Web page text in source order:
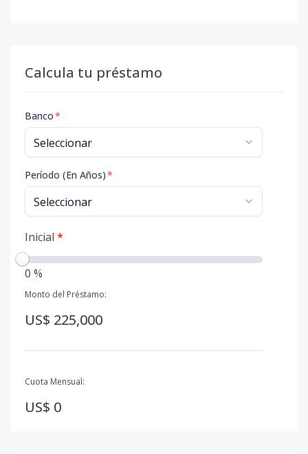
Calcula tu préstamo
Banco*
Período (En Años)*
Inicial *
0 %
Monto del Préstamo:
US$ 225,000
Cuota Mensual:
US$ 0